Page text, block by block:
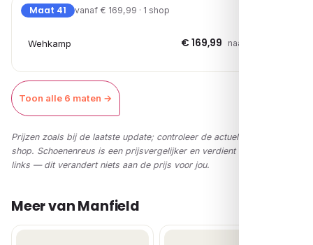
Maat 41 vanaf € 169,99 · 1 shop
Wehkamp € 169,99 naar shop →
Toon alle 6 maten →
Prijzen zoals bij de laatste update; controleer de actuele prijs in de
shop. Schoenenreus is een prijsvergelijker en verdient via affiliate-
links — dit verandert niets aan de prijs voor jou.
Meer van Manfield